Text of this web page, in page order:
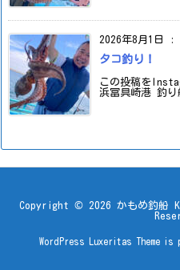
2026年8月1日 :
タコ釣り！
この投稿を
浜冨具崎港 釣
Copyright © 2026 かもめ釣船
WordPress Luxeritas Theme is